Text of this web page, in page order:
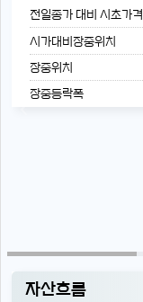
전일종가 대비 시초가격
시가대비장중위치
장중위치
장중등락폭
자산흐름